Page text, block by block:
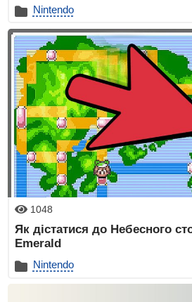
Nintendo
1048
Як дістатися до Небесного
Emerald
Nintendo